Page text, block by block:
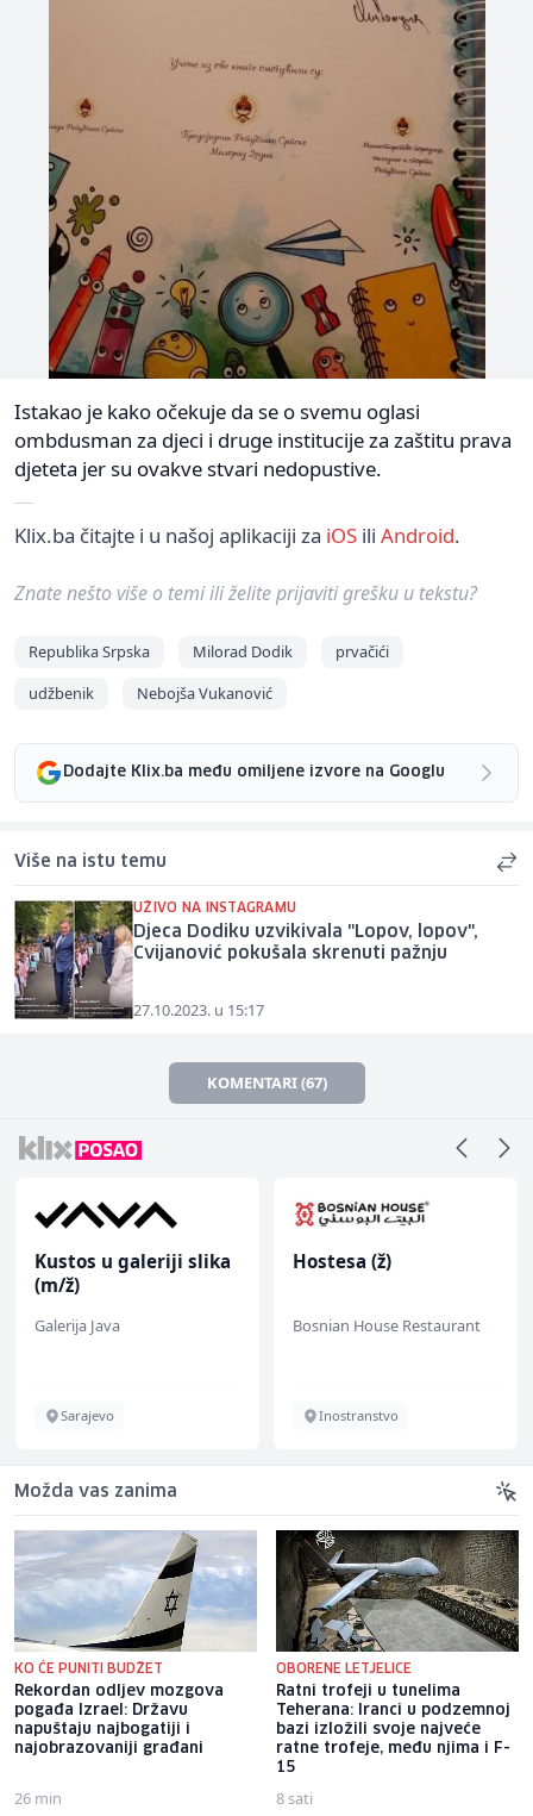
Istakao je kako očekuje da se o svemu oglasi
ombdusman za djeci i druge institucije za zaštitu prava
djeteta jer su ovakve stvari nedopustive.
Klix.ba čitajte i u našoj aplikaciji za iOS ili Android.
Znate nešto više o temi ili želite prijaviti grešku u tekstu?
Republika Srpska Milorad Dodik
prvačići
udžbenik
Nebojša Vukanović
Dodajte Klix.ba među omiljene izvore na Googlu
Više na istu temu
UŽIVO NA INSTAGRAMU
Djeca Dodiku uzvikivala "Lopov, lopov",
Cvijanović pokušala skrenuti pažnju
27.10.2023. u 15:17
KOMENTARI (67)
Kustos u galeriji slika
(m/ž)
Galerija Java
Sarajevo
Hostesa (ž)
Bosnian House Restaurant
Inostranstvo
Možda vas zanima
KO ĆE PUNITI BUDŽET
Rekordan odljev mozgova
pogađa Izrael: Državu
napuštaju najbogatiji i
najobrazovaniji građani
26 min
OBORENE LETJELICE
Ratni trofeji u tunelima
Teherana: Iranci u podzemnoj
bazi izložili svoje najveće
ratne trofeje, među njima i F-
15
8 sati